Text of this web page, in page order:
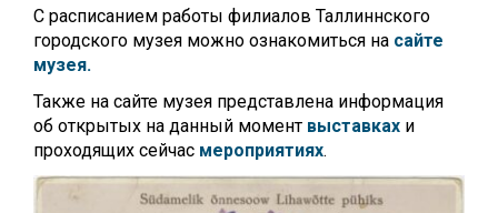
С расписанием работы филиалов Таллиннского
городского музея можно ознакомиться на сайте
музея.
Также на сайте музея представлена информация
об открытых на данный момент выставках и
проходящих сейчас мероприятиях.